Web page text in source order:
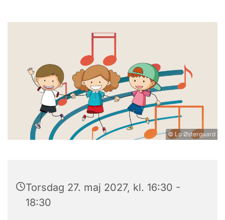
© Lo Østergaard
Torsdag 27. maj 2027, kl. 16:30 -
18:30